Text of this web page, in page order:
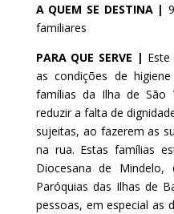
A QUEM SE DESTINA |
familiares
PARA QUE SERVE |
as condições de
famílias da Ilha de São
reduzir a falta de
sujeitas, ao fazerem as
na rua. Estas famílias
Diocesana de Mindelo,
Paróquias das Ilhas de
pessoas, em especial as